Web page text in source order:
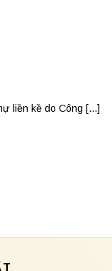
liền kề do Công [...]